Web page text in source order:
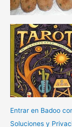
Entrar en Badoo
Soluciones y